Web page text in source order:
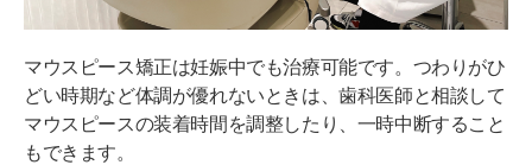
マウスピース矯正は妊娠中でも治療可能です。つわりがひ
どい時期など体調が優れないときは、歯科医師と相談して
マウスピースの装着時間を調整したり、一時中断すること
もできます。